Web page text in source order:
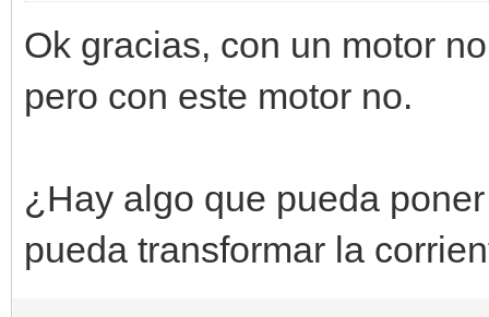
Ok gracias, con un motor
pero con este motor no.
¿Hay algo que pueda
pueda transformar la